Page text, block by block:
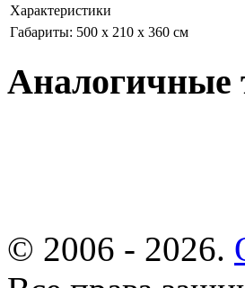
Характеристики
Габариты: 500 х 210 х 360 см
Аналогичные
© 2006 - 2026.